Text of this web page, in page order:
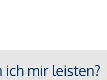
mir leisten?